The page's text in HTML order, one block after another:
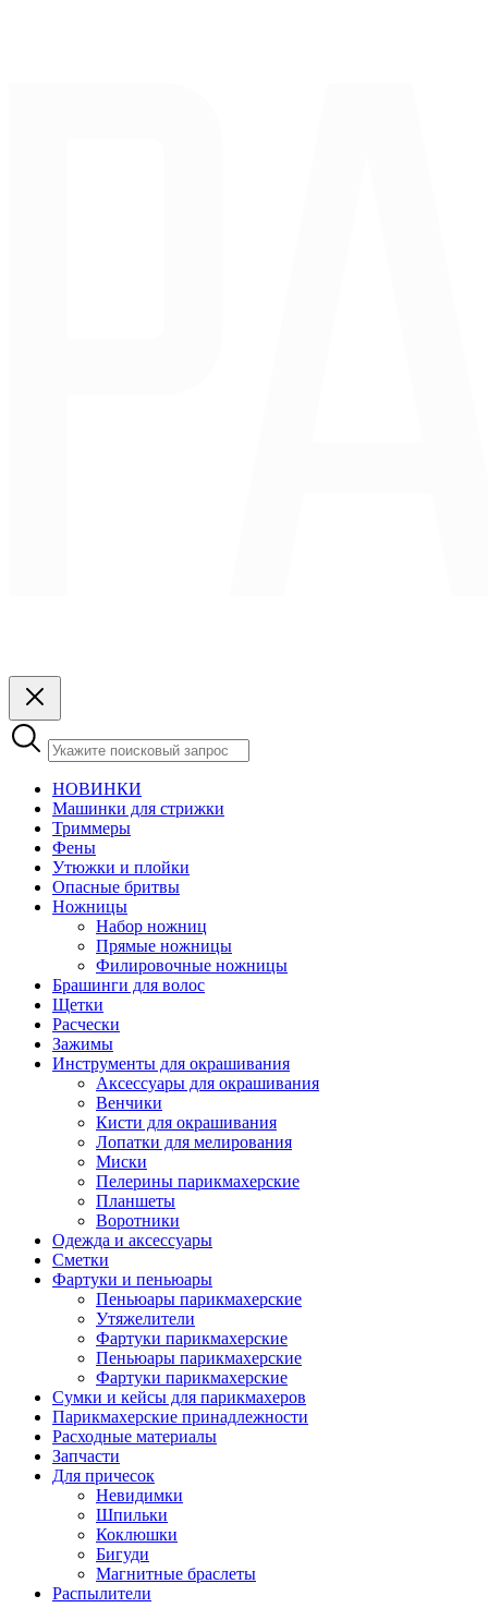
НОВИНКИ
Машинки для стрижки
Триммеры
Фены
Утюжки и плойки
Опасные бритвы
Ножницы
Набор ножниц
Прямые ножницы
Филировочные ножницы
Брашинги для волос
Щетки
Расчески
Зажимы
Инструменты для окрашивания
Аксессуары для окрашивания
Венчики
Кисти для окрашивания
Лопатки для мелирования
Миски
Пелерины парикмахерские
Планшеты
Воротники
Одежда и аксессуары
Сметки
Фартуки и пеньюары
Пеньюары парикмахерские
Утяжелители
Фартуки парикмахерские
Пеньюары парикмахерские
Фартуки парикмахерские
Сумки и кейсы для парикмахеров
Парикмахерские принадлежности
Расходные материалы
Запчасти
Для причесок
Невидимки
Шпильки
Коклюшки
Бигуди
Магнитные браслеты
Распылители